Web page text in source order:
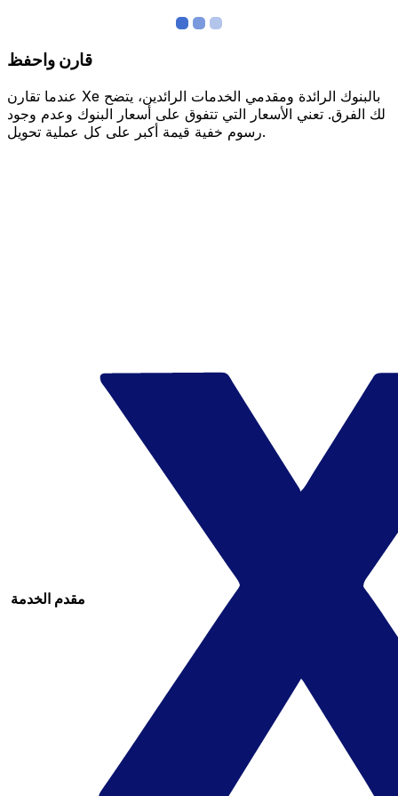
قارن واحفظ
عندما تقارن Xe بالبنوك الرائدة ومقدمي الخدمات الرائدين، يتضح
لك الفرق. تعني الأسعار التي تتفوق على أسعار البنوك وعدم وجود
رسوم خفية قيمة أكبر على كل عملية تحويل.
مقدم الخدمة